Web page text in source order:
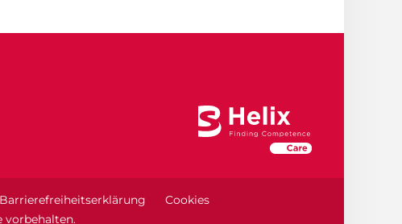
Barrierefreiheitserklärung
Cookies
vorbehalten.